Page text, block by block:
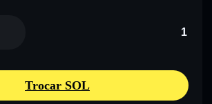
Trocar SOL